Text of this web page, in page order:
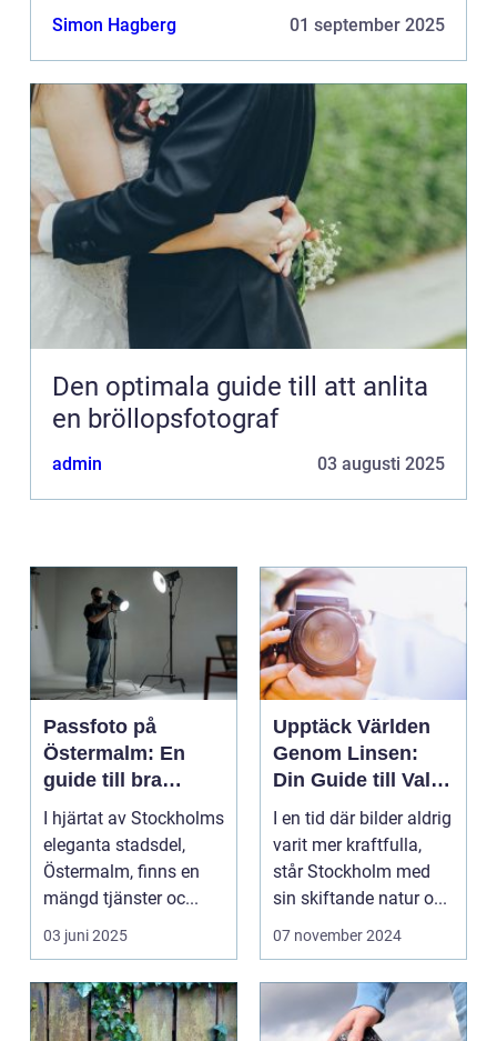
Simon Hagberg 01 september 2025
Den optimala guide till att anlita
en bröllopsfotograf
admin 03 augusti 2025
Passfoto på
Östermalm: En
guide till bra
porträttfotograferi
ng
I hjärtat av Stockholms
eleganta stadsdel,
Östermalm, finns en
mängd tjänster oc...
03 juni 2025
Upptäck Världen
Genom Linsen:
Din Guide till Val
av Fotograf i
Stockholm
I en tid där bilder aldrig
varit mer kraftfulla,
står Stockholm med
sin skiftande natur o...
07 november 2024